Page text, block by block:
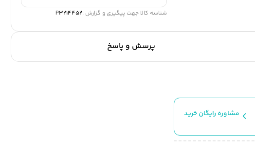
شناسه کالا جهت پیگیری و گزارش :P3214452
پرسش و پاسخ
مشاوره رایگان خرید